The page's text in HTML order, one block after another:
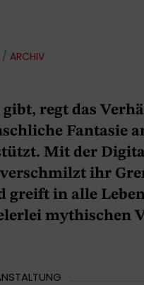
/ ARCHIV
gibt, regt das
Fantasie
Mit der
ihr
greift in alle
mythischen